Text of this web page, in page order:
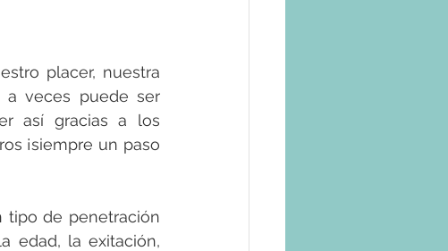
placer, nuestra
a veces puede ser
así gracias a los
¡siempre un paso
tipo de penetración
edad, la exitación,